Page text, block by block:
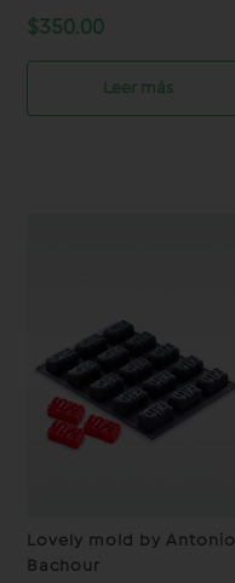
$350.00
Leer más
Lovely mold by Antonio
Bachour